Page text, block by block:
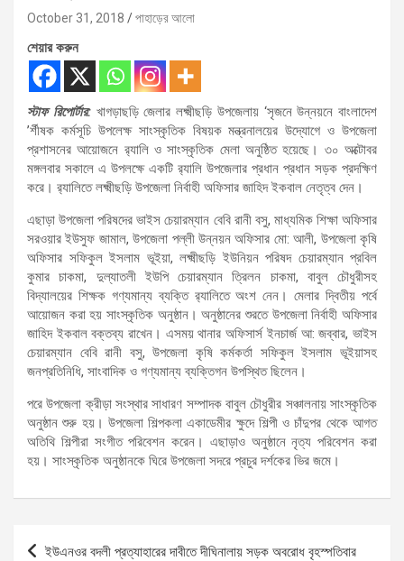
October 31, 2018 পাহাড়ের আলো
শেয়ার করুন
স্টাফ রিপোর্টার: খাগড়াছড়ি জেলার লক্ষ্মীছড়ি উপজেলায় ‘সৃজনে উন্নয়নে বাংলাদেশ
’র্শীষক কর্মসূচি উপলেক্ষ সাংস্কৃতিক বিষয়ক মন্ত্রনালয়ের উদ্যোগে ও উপজেলা
প্রশাসনের আয়োজনে র‌্যালি ও সাংস্কৃতিক মেলা অনুষ্ঠিত হয়েছে। ৩০ অক্টোবর
মঙ্গলবার সকালে এ উপলক্ষে একটি র‌্যালি উপজেলার প্রধান প্রধান সড়ক প্রদক্ষিণ
করে। র‌্যালিতে লক্ষ্মীছড়ি উপজেলা নির্বাহী অফিসার জাহিদ ইকবাল নেতৃত্ব দেন।
এছাড়া উপজেলা পরিষদের ভাইস চেয়ারম্যান বেবি রানী বসু, মাধ্যমিক শিক্ষা অফিসার
সরওয়ার ইউসুফ জামাল, উপজেলা পল্লী উন্নয়ন অফিসার মো: আলী, উপজেলা কৃষি
অফিসার সফিকুল ইসলাম ভূইয়া, লক্ষ্মীছড়ি ইউনিয়ন পরিষদ চেয়ারম্যান প্রবিল
কুমার চাকমা, দুল্যাতলী ইউপি চেয়ারম্যান ত্রিলন চাকমা, বাবুল চৌধুরীসহ
বিদ্যালয়ের শিক্ষক গণ্যমান্য ব্যক্তি র‌্যালিতে অংশ নেন। মেলার দ্বিতীয় পর্বে
আয়োজন করা হয় সাংস্কৃতিক অনুষ্ঠান। অনুষ্ঠানের শুরতে উপজেলা নির্বাহী অফিসার
জাহিদ ইকবাল বক্তব্য রাখেন। এসময় থানার অফিসার্স ইনচার্জ আ: জব্বার, ভাইস
চেয়ারম্যান বেবি রানী বসু, উপজেলা কৃষি কর্মকর্তা সফিকুল ইসলাম ভূইয়াসহ
জনপ্রতিনিধি, সাংবাদিক ও গণ্যমান্য ব্যক্তিগন উপস্থিত ছিলেন।
পরে উপজেলা ক্রীড়া সংস্থার সাধারণ সম্পাদক বাবুল চৌধুরীর সঞ্চালনায় সাংস্কৃতিক
অনুষ্ঠান শুরু হয়। উপজেলা শিল্পকলা একাডেমীর ক্ষুদে শিল্পী ও চাঁদুপর থেকে আগত
অতিথি শিল্পীরা সংগীত পরিবেশন করেন। এছাড়াও অনুষ্ঠানে নৃত্য পরিবেশন করা
হয়। সাংস্কৃতিক অনুষ্ঠানকে ঘিরে উপজেলা সদরে প্রচুর দর্শকের ভির জমে।
Post
ইউএনওর বদলী প্রত্যাহারের দাবীতে দীঘিনালায় সড়ক অবরোধ বৃহস্পতিবার